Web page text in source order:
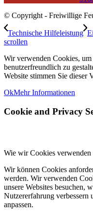
© Copyright - Freiwillige
Technische Hilfeleistung
scrollen
Wir verwenden Cookies,
benutzerfreundlich zu
Website stimmen Sie dieser
OkMehr Informationen
Cookie and Privacy
Wie wir Cookies verwenden
Wir können Cookies
werden. Wir verwenden
unsere Websites besuchen,
Nutzererfahrung verbessern
anpassen.